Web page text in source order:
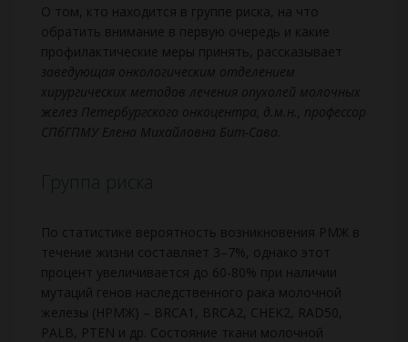
О том, кто находится в группе риска, на что
обратить внимание в первую очередь и какие
профилактические меры принять, рассказывает
заведующая онкологическим отделением
хирургических методов лечения опухолей молочных
желез Петербургского онкоцентра, д.м.н., профессор
СПбГПМУ Елена Михайловна Бит-Сава.
Группа риска
По статистике вероятность возникновения РМЖ в
течение жизни составляет 3–7%, однако этот
процент увеличивается до 60-80% при наличии
мутаций генов наследственного рака молочной
железы (НРМЖ) – BRCA1, BRCA2, CHEK2, RAD50,
PALB, PTEN и др. Состояние ткани молочной